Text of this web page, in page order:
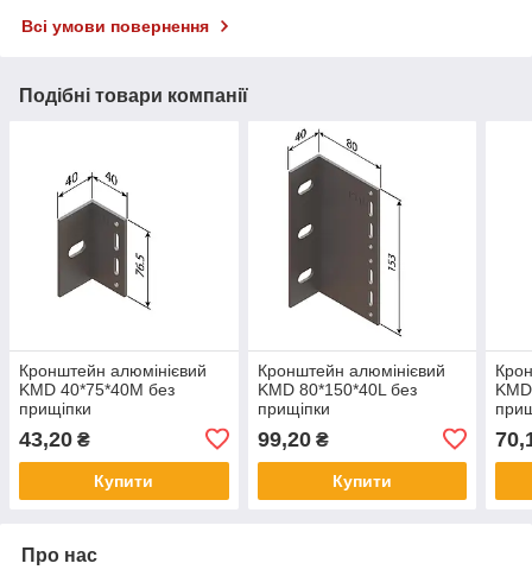
Всі умови повернення
Подібні товари компанії
Кронштейн алюмінієвий
KMD 40*75*40M без
прищіпки
43,20 ₴
Купити
Кронштейн алюмінієвий
KMD 80*150*40L без
прищіпки
99,20₴
Купити
Про нас